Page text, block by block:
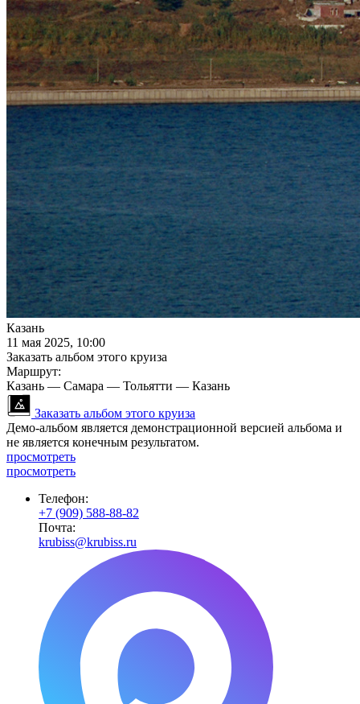
Казань
11 мая 2025, 10:00
Заказать альбом этого круиза
Маршрут:
Казань — Самара — Тольятти — Казань
Заказать альбом этого круиза
Демо-альбом является демонстрационной версией альбома и
не является конечным результатом.
просмотреть
просмотреть
Телефон:
+7 (909) 588-88-82
Почта:
krubiss@krubiss.ru